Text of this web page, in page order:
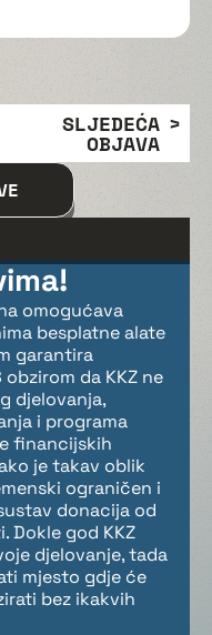
SLJEDEĆA
OBJAVA
omogućava
besplatne alate
garantira
da KKZ ne
djelovanja,
i programa
financijskih
je takav oblik
ograničen i
donacija od
Dokle god KKZ
djelovanje, tada
mjesto gdje će
bez ikakvih